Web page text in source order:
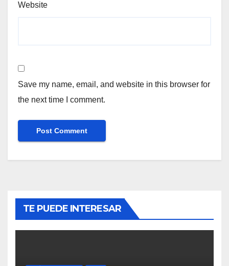
Website
Save my name, email, and website in this browser for
the next time I comment.
TE PUEDE INTERESAR